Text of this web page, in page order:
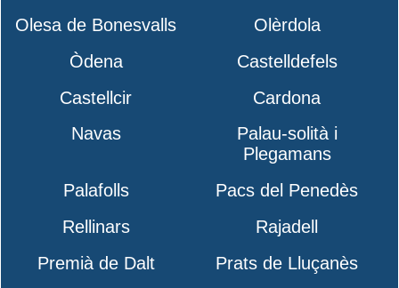
Olesa de Bonesvalls
Olèrdola
Òdena
Castelldefels
Castellcir
Cardona
Navas
Palau-solità i
Plegamans
Palafolls
Pacs del Penedès
Rellinars
Rajadell
Premià de Dalt
Prats de Lluçanès